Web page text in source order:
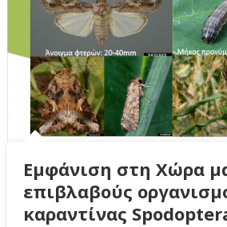
Εμφάνιση στη Χώρα
επιβλαβούς
καραντίνας